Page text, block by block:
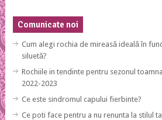
Comunicate noi
Cum alegi rochia de mireasă ideală în
siluetă?
Rochiile in tendinte pentru sezonul
2022-2023
Ce este sindromul capului fierbinte?
Ce poti face pentru a nu renunta la stilul